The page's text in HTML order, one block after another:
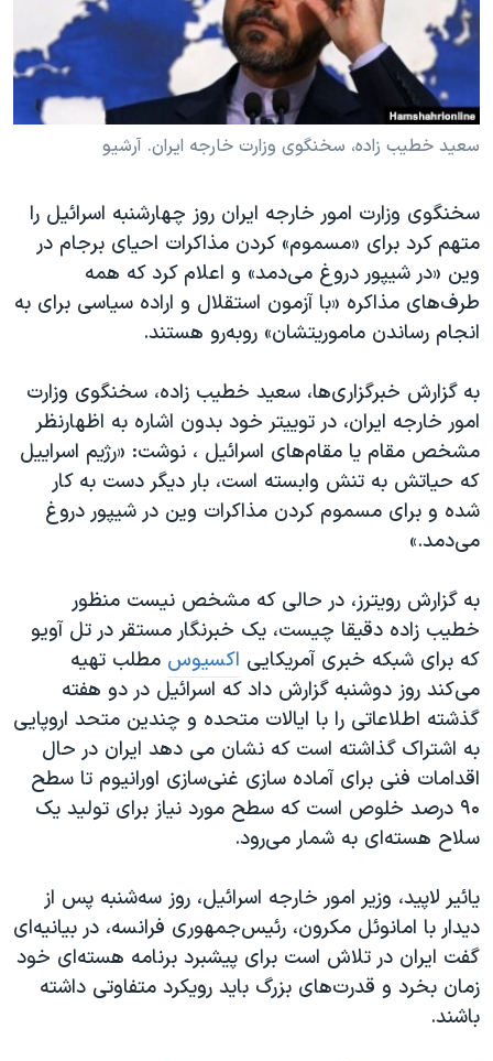
فرهنگ و زندگی
حقوق شهروندی
اقتصادی
علم و فناوری
گالری عکس
آرشیو پخش زنده
مستندها
انتخابات ریاست جمهوری آمریکا ۲۰۲۴
حمله جمهوری اسلامی به اسرائیل
رمز مهسا
اعتراضات زن، زندگی، آزادی
مجموعه مستندهای دادخواهی
تریبونال مردمی آبان ۹۸
دادگاه حمید نوری
چهل سال گروگان‌گیری
قانون شفافیت دارائی کادر رهبری ایران
اعتراضات مردمی آبان ۹۸
اسرائیل در جنگ
نرگس محمدی برنده جایزه نوبل صلح
صفحه‌های ویژه
سفر پرزیدنت ترامپ به چین
دنبال کنید
سعید خطیب زاده، سخنگوی وزارت خارجه ایران. آرشیو
سخنگوی وزارت امور خارجه ایران روز چهارشنبه اسرائيل را
متهم کرد برای «مسموم» کردن مذاکرات احیای برجام در
وین «در شیپور دروغ می‌دمد» و اعلام کرد که همه
طرف‌های مذاکره «با آزمون استقلال و اراده سیاسی برای به
انجام رساندن ماموریتشان» رو‌به‌رو هستند.
به گزارش خبرگزاری‌ها، سعید خطیب زاده، سخنگوی وزارت
امور خارجه ایران، در توییتر خود بدون اشاره به اظهارنظر
مشخص مقام یا مقام‌های اسرائیل ، نوشت: «رژیم اسراییل
که حیاتش به تنش وابسته است، بار دیگر دست به کار
شده و برای مسموم کردن مذاکرات وین در شیپور دروغ
می‌دمد.»
به گزارش رویترز، در حالی که مشخص نیست منظور
خطیب زاده دقیقا چیست، یک خبرنگار مستقر در تل آویو
که برای شبکه خبری آمریکایی اکسیوس مطلب تهیه
می‌کند روز دوشنبه گزارش داد که اسرائیل در دو هفته
گذشته اطلاعاتی را با ایالات متحده و چندین متحد اروپایی
به اشتراک گذاشته است که نشان می دهد ایران در حال
اقدامات فنی برای آماده سازی غنی‌سازی اورانیوم تا سطح
۹۰ درصد خلوص است که سطح مورد نیاز برای تولید یک
سلاح هسته‌ای به شمار می‌رود.
یائیر لاپید، وزیر امور خارجه اسرائیل، روز سه‌شنبه پس از
دیدار با امانوئل مکرون، رئیس‌جمهوری فرانسه، در بیانیه‌ای
گفت ایران در تلاش است برای پیشبرد برنامه هسته‌ای خود
زمان بخرد و قدرت‌های بزرگ باید رویکرد متفاوتی داشته
باشند.